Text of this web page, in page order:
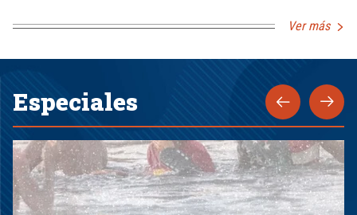
Ver más
Especiales